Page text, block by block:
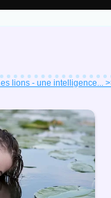
lions - une intelligence...